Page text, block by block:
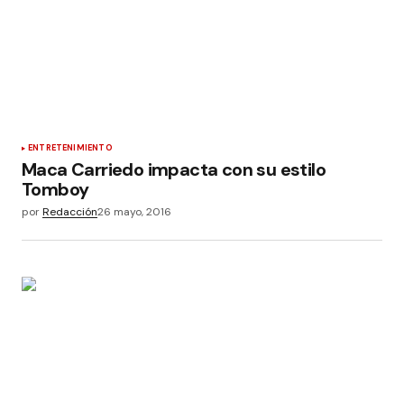
ENTRETENIMIENTO
Maca Carriedo impacta con su estilo
Tomboy
porRedacción26 mayo, 2016